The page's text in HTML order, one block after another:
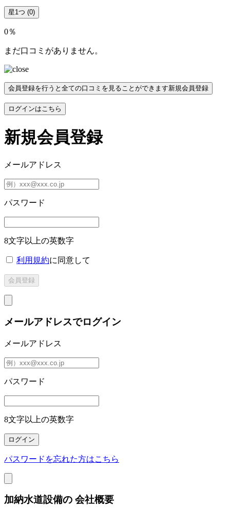
星1つ (0)
0％
まだ口コミがありません。
会員登録を行うと全ての口コミを見ることができます新規会員登録
ログインはこちら
新規会員登録
メールアドレス
パスワード
8文字以上の英数字
利用規約に同意して
メールアドレスでログイン
メールアドレス
パスワード
8文字以上の英数字
パスワードを忘れた方はこちら
加納水道設備の 会社概要